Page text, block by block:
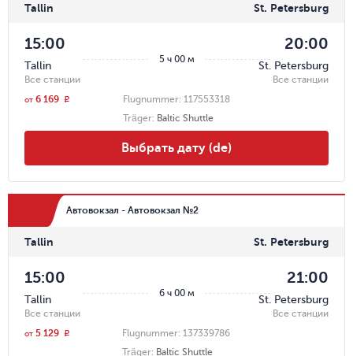
Tallin St. Petersburg
5 ч 00 м
15:00
Tallin
Все станции
20:00
St. Petersburg
Все станции
Flugnummer: 117553318
Träger: Baltic Shuttle
от 6 169 r
Выбрать дату (de)
Автовокзал - Автовокзал №2
Tallin St. Petersburg
6 ч 00 м
15:00
Tallin
Все станции
21:00
St. Petersburg
Все станции
Flugnummer: 137339786
Träger: Baltic Shuttle
от 5 129 r